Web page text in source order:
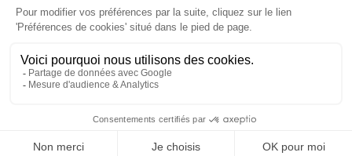
HORAIRE & CONTACTS
255 Rue Sébastien Charléty
73490 La Ravoire
Plan d'accès
Lundi au Vendredi : 9h-12h et 14h-19h
+33 (0)4 79 72 59 69